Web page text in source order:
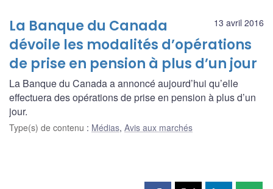
13 avril 2016
La Banque du Canada
dévoile les modalités d’opérations
de prise en pension à plus d’un jour
La Banque du Canada a annoncé aujourd’hui qu’elle
effectuera des opérations de prise en pension à plus d’un
jour.
Type(s) de contenu : Médias, Avis aux marchés